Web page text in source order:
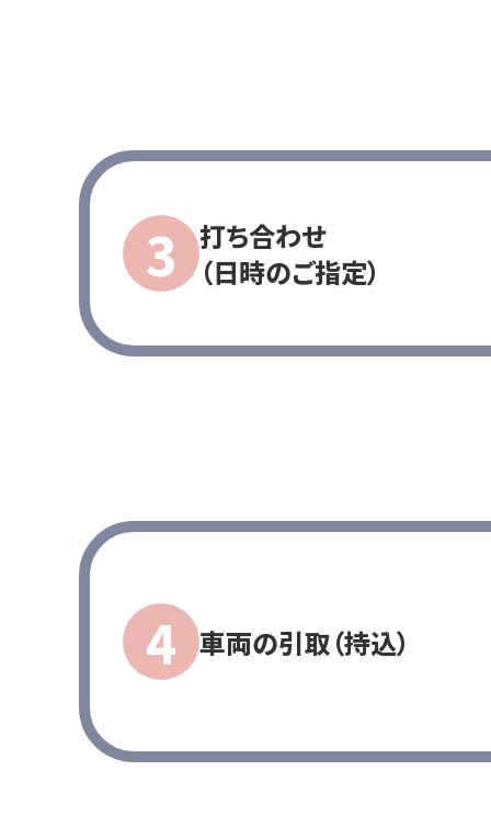
社員インタビュー
募集職種
打ち合わせ
（日時のご指定）
車両の引取（持込）